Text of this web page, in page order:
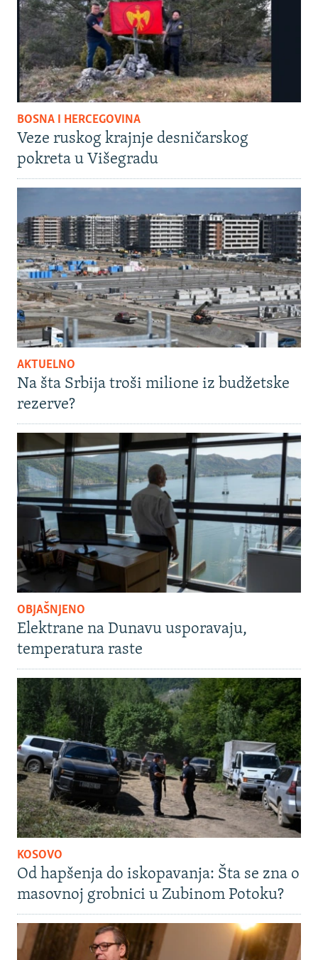
BOSNA I HERCEGOVINA
Veze ruskog krajnje desničarskog
pokreta u Višegradu
AKTUELNO
Na šta Srbija troši milione iz budžetske
rezerve?
OBJAŠNJENO
Elektrane na Dunavu usporavaju,
temperatura raste
KOSOVO
Od hapšenja do iskopavanja: Šta se zna o
masovnoj grobnici u Zubinom Potoku?